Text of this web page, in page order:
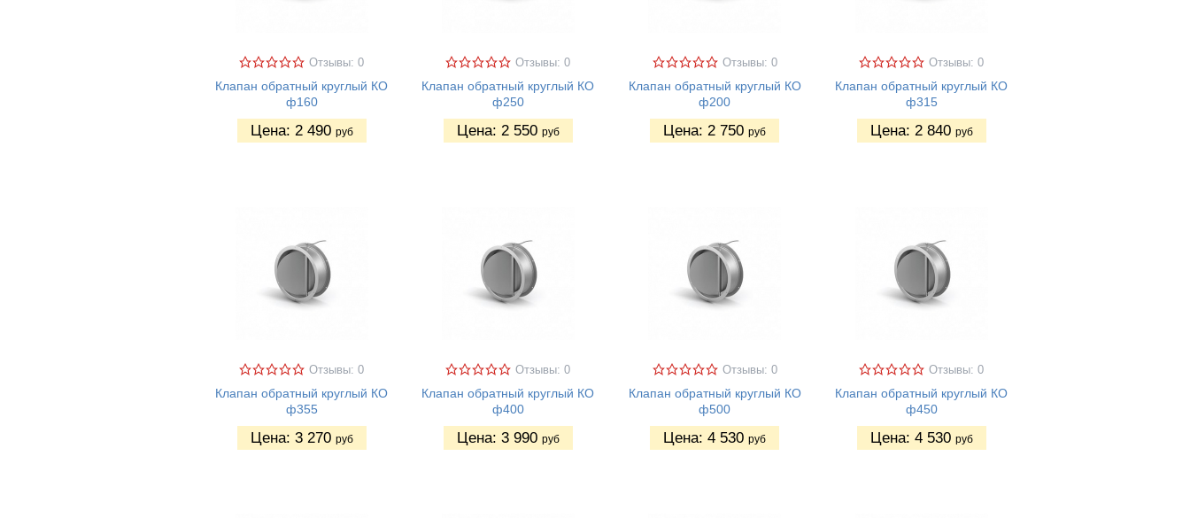
Отзывы: 0
Клапан обратный круглый КО
ф160
Цена: 2 490 руб
Отзывы: 0
Клапан обратный круглый КО
ф250
Цена: 2 550 руб
Отзывы: 0
Клапан обратный круглый КО
ф200
Цена:2 750 руб
Отзывы: 0
Клапан обратный круглый КО
ф315
Цена: 2 840 руб
Отзывы: 0
Клапан обратный круглый КО
ф355
Цена: 3 270 руб
Отзывы: 0
Клапан обратный круглый КО
ф400
Цена: 3 990 руб
Отзывы: 0
Клапан обратный круглый КО
ф500
Цена:4 530 руб
Отзывы: 0
Клапан обратный круглый КО
ф450
Цена: 4 530 руб